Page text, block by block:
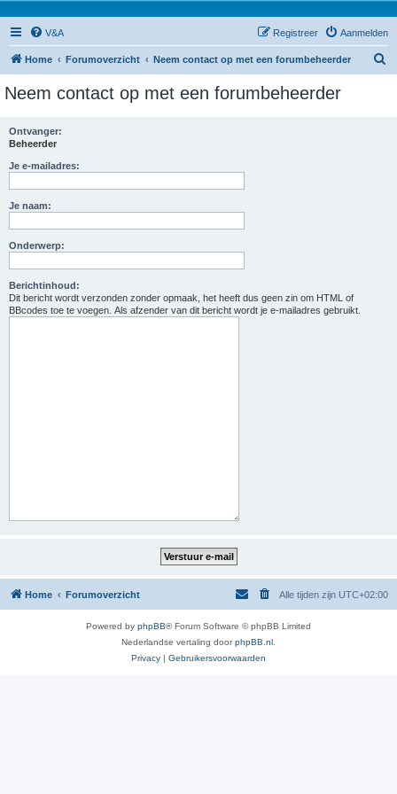
V&A Aanmelden
Registreer
Home Forumoverzicht Neem contact op met een forumbeheerder
Neem contact op met een forumbeheerder
Ontvanger:
Beheerder
Je e-mailadres:
Je naam:
Onderwerp:
Berichtinhoud:
Dit bericht wordt verzonden zonder opmaak, het heeft dus geen zin om HTML of
BBcodes toe te voegen. Als afzender van dit bericht wordt je e-mailadres gebruikt.
Home Forumoverzicht Alle tijden zijn UTC+02:00
Powered by phpBB® Forum Software © phpBB Limited
Nederlandse vertaling doorphpBB.nl
Privacy | Gebruikersvoorwaarden